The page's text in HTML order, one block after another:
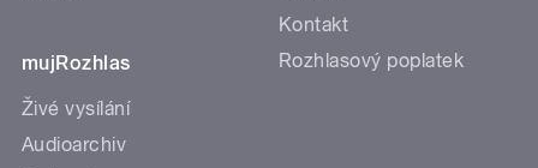
mujRozhlas
Živé vysílání
Audioarchiv
Kontakt
Rozhlasový poplatek